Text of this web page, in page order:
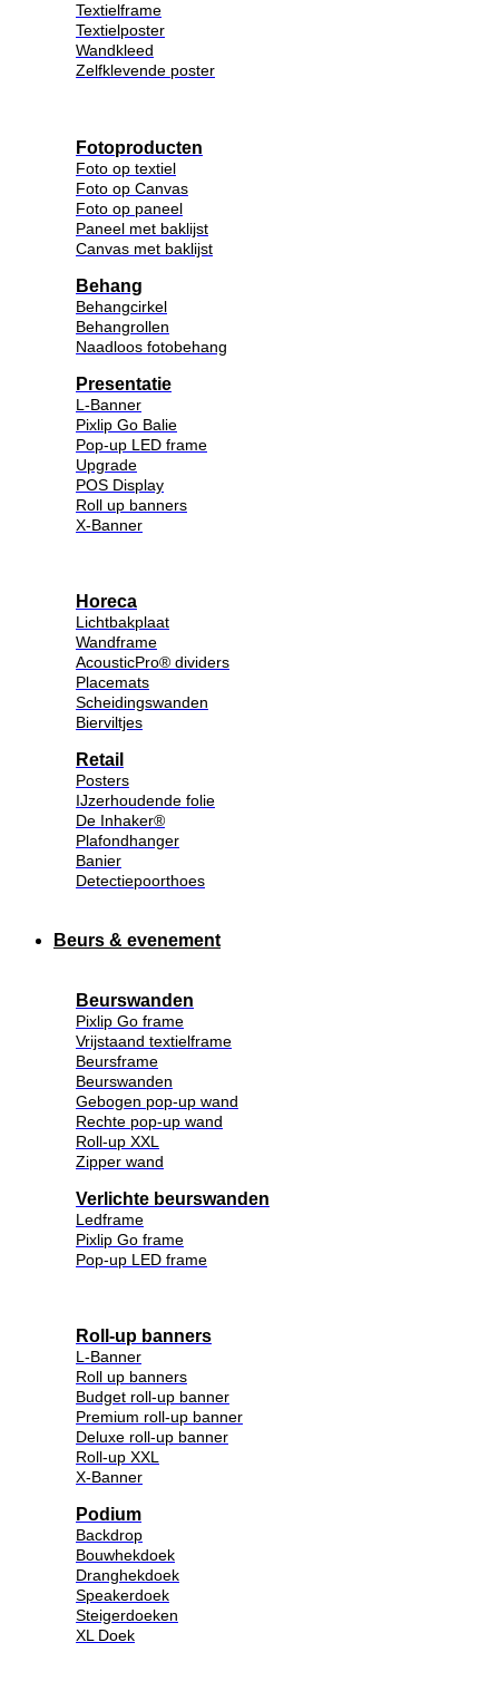
Textielframe
Textielposter
Wandkleed
Zelfklevende poster
Fotoproducten
Foto op textiel
Foto op Canvas
Foto op paneel
Paneel met baklijst
Canvas met baklijst
Behang
Behangcirkel
Behangrollen
Naadloos fotobehang
Presentatie
L-Banner
Pixlip Go Balie
Pop-up LED frame
Upgrade
POS Display
Roll up banners
X-Banner
Horeca
Lichtbakplaat
Wandframe
AcousticPro® dividers
Placemats
Scheidingswanden
Bierviltjes
Retail
Posters
IJzerhoudende folie
De Inhaker®
Plafondhanger
Banier
Detectiepoorthoes
Beurs & evenement
Beurswanden
Pixlip Go frame
Vrijstaand textielframe
Beursframe
Beurswanden
Gebogen pop-up wand
Rechte pop-up wand
Roll-up XXL
Zipper wand
Verlichte beurswanden
Ledframe
Pixlip Go frame
Pop-up LED frame
Roll-up banners
L-Banner
Roll up banners
Budget roll-up banner
Premium roll-up banner
Deluxe roll-up banner
Roll-up XXL
X-Banner
Podium
Backdrop
Bouwhekdoek
Dranghekdoek
Speakerdoek
Steigerdoeken
XL Doek